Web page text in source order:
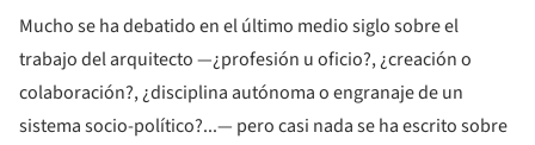
Mucho se ha debatido en el último medio siglo sobre el
trabajo del arquitecto —¿profesión u oficio?, ¿creación o
colaboración?, ¿disciplina autónoma o engranaje de un
sistema socio-político?...— pero casi nada se ha escrito sobre